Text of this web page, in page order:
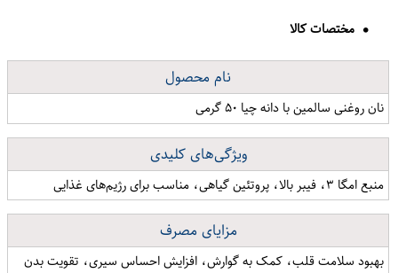
مختصات کالا
نام محصول
نان روغنی سالمین با دانه چیا ۵۰ گرمی
ویژگی‌های کلیدی
منبع امگا ۳، فیبر بالا، پروتئین گیاهی، مناسب برای رژیم‌های غذایی
مزایای مصرف
بهبود سلامت قلب، کمک به گوارش، افزایش احساس سیری، تقویت بدن